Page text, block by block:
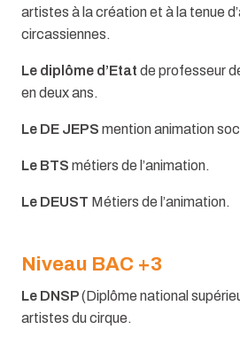
artistes à la création et à la tenue
circassiennes.
Le diplôme d’Etat de professeur
en deux ans.
Le DE JEPS mention animation
Le BTS métiers de l’animation.
Le DEUST Métiers de l’animation.
Niveau BAC +3
Le DNSP(Diplôme national
artistes du cirque.